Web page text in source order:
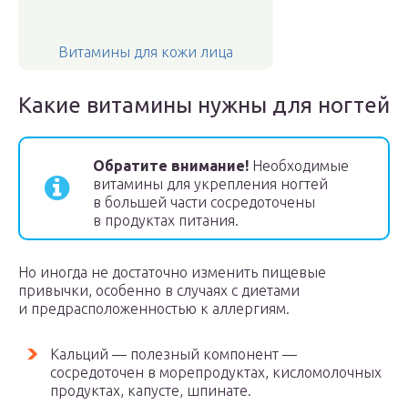
Витамины для кожи лица
Какие витамины нужны для ногтей
Обратите внимание! Необходимые
витамины для укрепления ногтей
в большей части сосредоточены
в продуктах питания.
Но иногда не достаточно изменить пищевые
привычки, особенно в случаях с диетами
и предрасположенностью к аллергиям.
Кальций — полезный компонент —
сосредоточен в морепродуктах, кисломолочных
продуктах, капусте, шпинате.